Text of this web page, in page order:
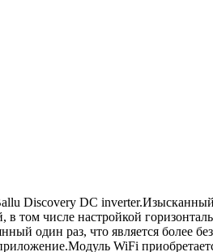
Discovery DC
в том числе настройкой
один раз, что является
WiFi